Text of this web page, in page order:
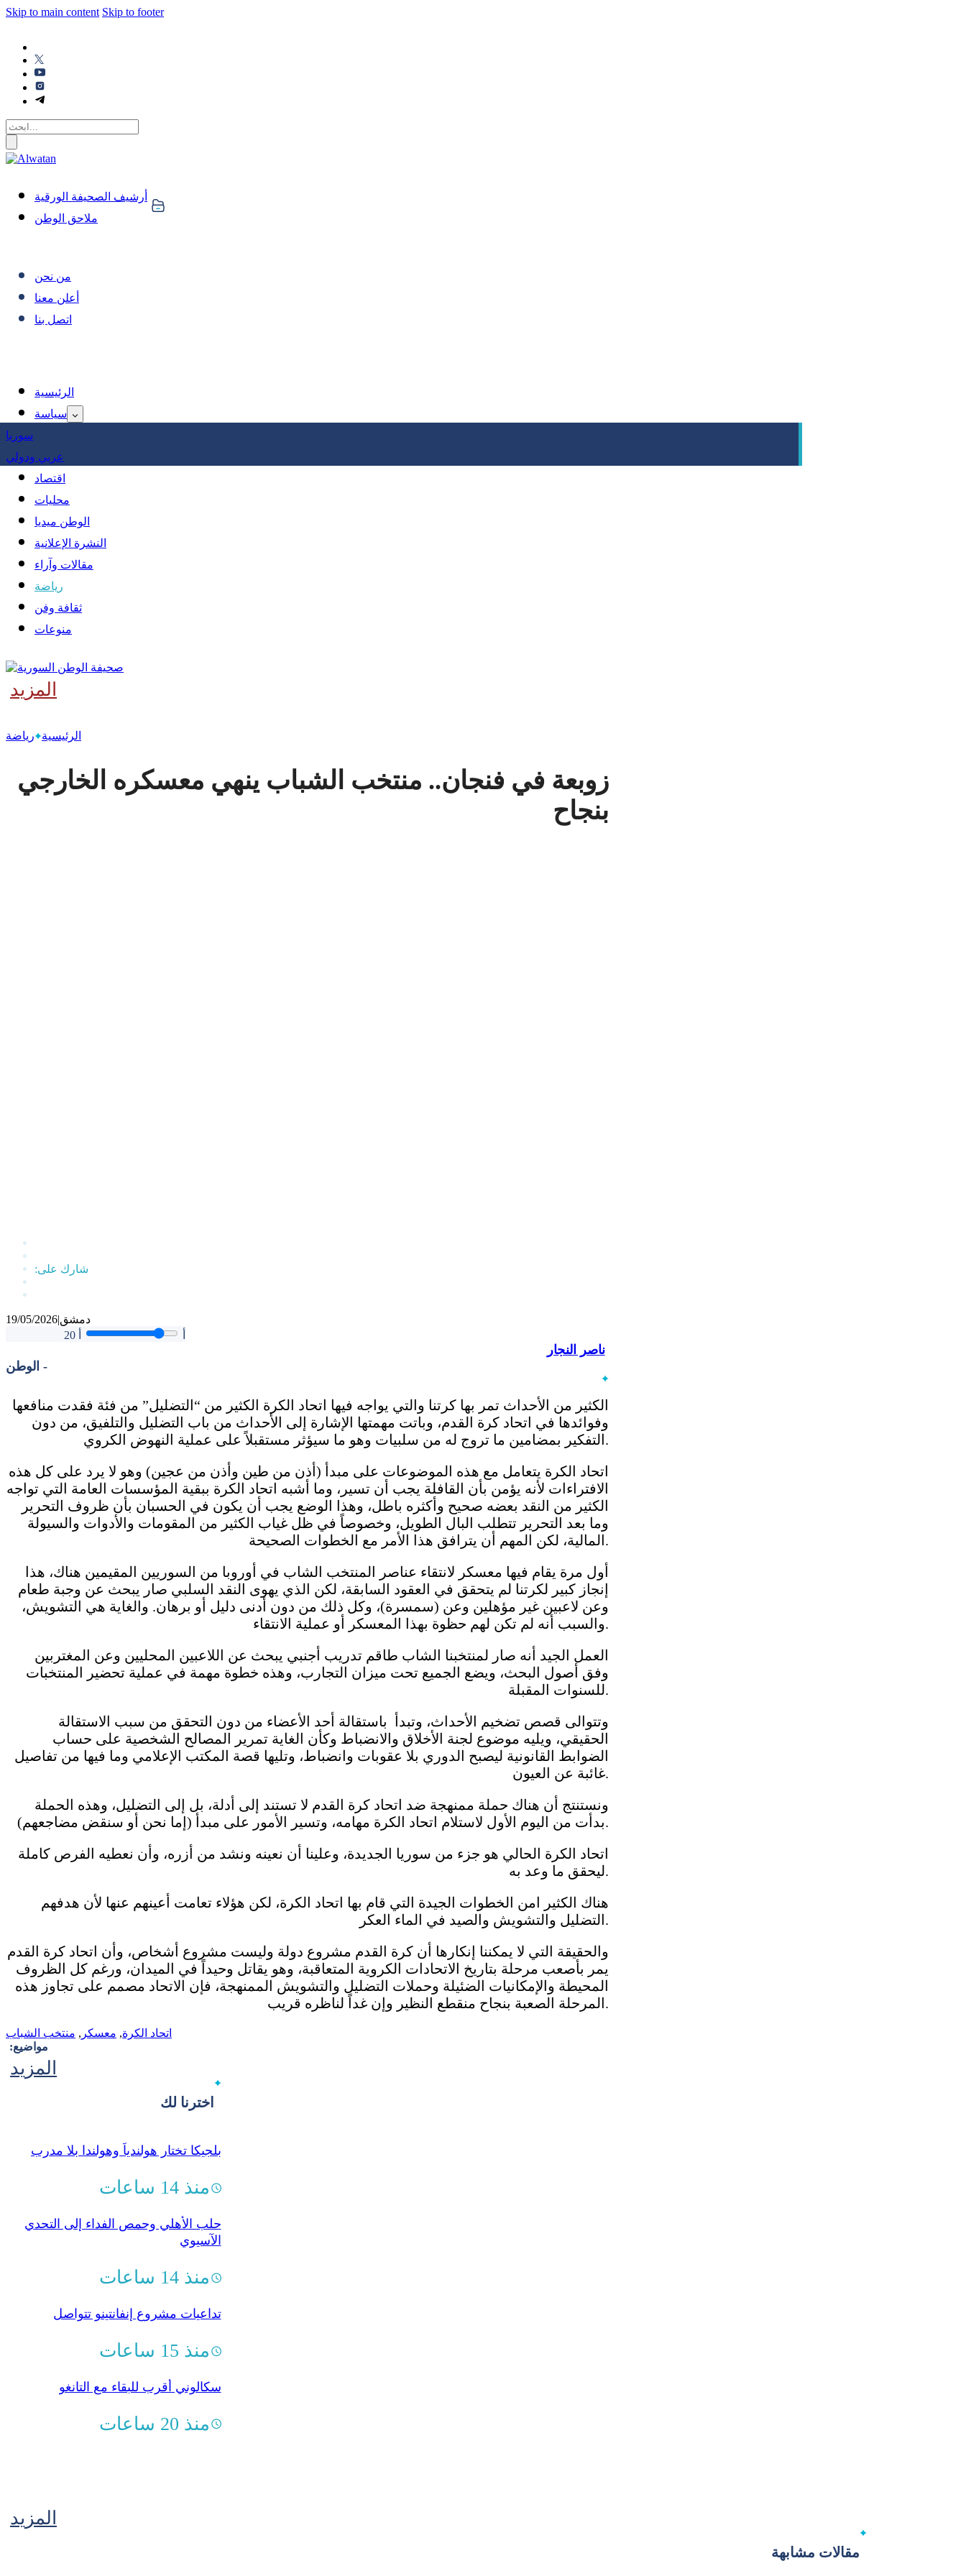
Skip to main content Skip to footer
أرشيف الصحيفة الورقية
ملاحق الوطن
من نحن
أعلن معنا
اتصل بنا
الرئيسية
سياسة
سوريا
عربي ودولي
اقتصاد
محليات
الوطن ميديا
النشرة الإعلانية
مقالات وآراء
رياضة
ثقافة وفن
منوعات
المزيد
الأخبار:‬
الرئيسية رياضة
زوبعة في فنجان.. منتخب الشباب ينهي معسكره الخارجي
بنجاح
19/05/2026|دمشق
20
ناصر النجار
الوطن -
الكثير من الأحداث تمر بها كرتنا والتي يواجه فيها اتحاد الكرة الكثير من “التضليل” من فئة فقدت منافعها
وفوائدها في اتحاد كرة القدم، وباتت مهمتها الإشارة إلى الأحداث من باب التضليل والتلفيق، من دون
التفكير بمضامين ما تروج له من سلبيات وهو ما سيؤثر مستقبلاً على عملية النهوض الكروي.
اتحاد الكرة يتعامل مع هذه الموضوعات على مبدأ (أذن من طين وأذن من عجين) وهو لا يرد على كل هذه
الافتراءات لأنه يؤمن بأن القافلة يجب أن تسير، وما أشبه اتحاد الكرة ببقية المؤسسات العامة التي تواجه
الكثير من النقد بعضه صحيح وأكثره باطل، وهذا الوضع يجب أن يكون في الحسبان بأن ظروف التحرير
وما بعد التحرير تتطلب البال الطويل، وخصوصاً في ظل غياب الكثير من المقومات والأدوات والسيولة
المالية، لكن المهم أن يترافق هذا الأمر مع الخطوات الصحيحة.
أول مرة يقام فيها معسكر لانتقاء عناصر المنتخب الشاب في أوروبا من السوريين المقيمين هناك، هذا
إنجاز كبير لكرتنا لم يتحقق في العقود السابقة، لكن الذي يهوى النقد السلبي صار يبحث عن وجبة طعام
وعن لاعبين غير مؤهلين وعن (سمسرة)، وكل ذلك من دون أدنى دليل أو برهان. والغاية هي التشويش،
والسبب أنه لم تكن لهم حظوة بهذا المعسكر أو عملية الانتقاء.
العمل الجيد أنه صار لمنتخبنا الشاب طاقم تدريب أجنبي يبحث عن اللاعبين المحليين وعن المغتربين
وفق أصول البحث، ويضع الجميع تحت ميزان التجارب، وهذه خطوة مهمة في عملية تحضير المنتخبات
للسنوات المقبلة.
وتتوالى قصص تضخيم الأحداث، وتبدأ باستقالة أحد الأعضاء من دون التحقق من سبب الاستقالة
الحقيقي، ويليه موضوع لجنة الأخلاق والانضباط وكأن الغاية تمرير المصالح الشخصية على حساب
الضوابط القانونية ليصبح الدوري بلا عقوبات وانضباط، وتليها قصة المكتب الإعلامي وما فيها من تفاصيل
غائبة عن العيون.
ونستنتج أن هناك حملة ممنهجة ضد اتحاد كرة القدم لا تستند إلى أدلة، بل إلى التضليل، وهذه الحملة
بدأت من اليوم الأول لاستلام اتحاد الكرة مهامه، وتسير الأمور على مبدأ (إما نحن أو سنقض مضاجعهم).
اتحاد الكرة الحالي هو جزء من سوريا الجديدة، وعلينا أن نعينه ونشد من أزره، وأن نعطيه الفرص كاملة
ليحقق ما وعد به.
هناك الكثير امن الخطوات الجيدة التي قام بها اتحاد الكرة، لكن هؤلاء تعامت أعينهم عنها لأن هدفهم
التضليل والتشويش والصيد في الماء العكر.
والحقيقة التي لا يمكننا إنكارها أن كرة القدم مشروع دولة وليست مشروع أشخاص، وأن اتحاد كرة القدم
يمر بأصعب مرحلة بتاريخ الاتحادات الكروية المتعاقبة، وهو يقاتل وحيداً في الميدان، ورغم كل الظروف
المحيطة والإمكانيات الضئيلة وحملات التضليل والتشويش الممنهجة، فإن الاتحاد مصمم على تجاوز هذه
المرحلة الصعبة بنجاح منقطع النظير وإن غداً لناظره قريب.
اتحاد الكرة, معسكر , منتخب الشباب
مواضيع:
المزيد
اخترنا لك
بلجيكا تختار هولندياً وهولندا بلا مدرب
منذ 14 ساعات
حلب الأهلي وحمص الفداء إلى التحدي
الآسيوي
منذ 14 ساعات
تداعيات مشروع إنفانتينو تتواصل
منذ 15 ساعات
سكالوني أقرب للبقاء مع التانغو
منذ 20 ساعات
المزيد
مقالات مشابهة